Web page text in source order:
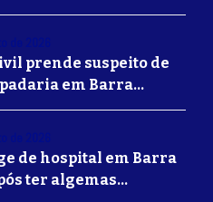
prende suspeito de
em Barra
de hospital em Barra
ter algemas